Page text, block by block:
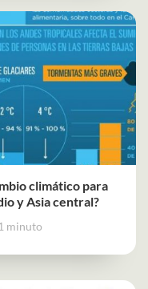
climático para
y Asia central?
minuto